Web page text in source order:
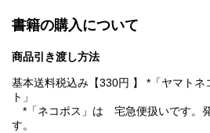
書籍の購入について
商品引き渡し方法
基本送料税込み【330円 】 *「ヤマトネ
ト」
*「ネコポス」は 宅急便扱いです。
す。